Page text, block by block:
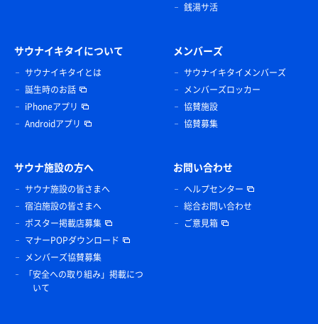
銭湯サ活
サウナイキタイについて
サウナイキタイとは
誕生時のお話
iPhoneアプリ
Androidアプリ
メンバーズ
サウナイキタイメンバーズ
メンバーズロッカー
協賛施設
協賛募集
サウナ施設の方へ
サウナ施設の皆さまへ
宿泊施設の皆さまへ
ポスター掲載店募集
マナーPOPダウンロード
メンバーズ協賛募集
「安全への取り組み」掲載につ
いて
お問い合わせ
ヘルプセンター
総合お問い合わせ
ご意見箱